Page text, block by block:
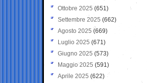
Ottobre 2025 (651)
Settembre 2025 (662)
Agosto 2025 (669)
Luglio 2025 (671)
Giugno 2025 (573)
Maggio 2025 (591)
Aprile 2025 (622)